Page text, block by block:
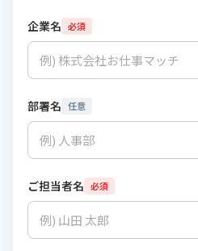
企業名 必須
部署名 任意
ご担当者名 必須